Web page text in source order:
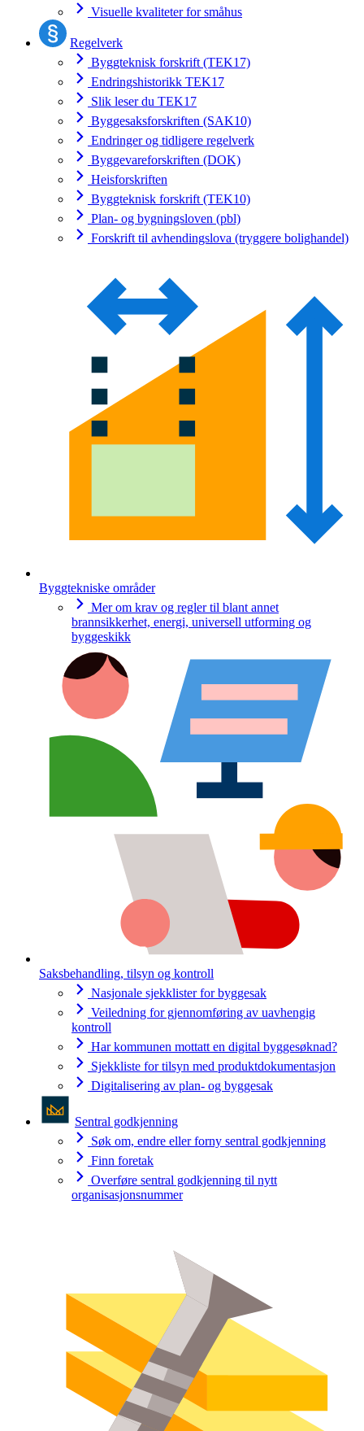
Visuelle kvaliteter for småhus
Regelverk
Byggteknisk forskrift (TEK17)
Endringshistorikk TEK17
Slik leser du TEK17
Byggesaksforskriften (SAK10)
Endringer og tidligere regelverk
Byggevareforskriften (DOK)
Heisforskriften
Byggteknisk forskrift (TEK10)
Plan- og bygningsloven (pbl)
Forskrift til avhendingslova (tryggere bolighandel)
Byggtekniske områder
Mer om krav og regler til blant annet
brannsikkerhet, energi, universell utforming og
byggeskikk
Saksbehandling, tilsyn og kontroll
Nasjonale sjekklister for byggesak
Veiledning for gjennomføring av uavhengig
kontroll
Har kommunen mottatt en digital byggesøknad?
Sjekkliste for tilsyn med produktdokumentasjon
Digitalisering av plan- og byggesak
Sentral godkjenning
Søk om, endre eller forny sentral godkjenning
Finn foretak
Overføre sentral godkjenning til nytt
organisasjonsnummer